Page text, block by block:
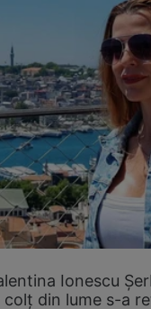
Ionescu
din lume s-a